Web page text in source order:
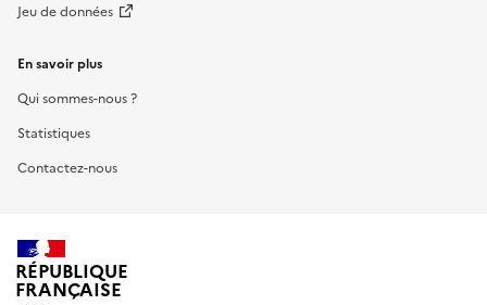
Jeu de données
En savoir plus
Qui sommes-nous ?
Statistiques
Contactez-nous
RÉPUBLIQUE
FRANÇAISE